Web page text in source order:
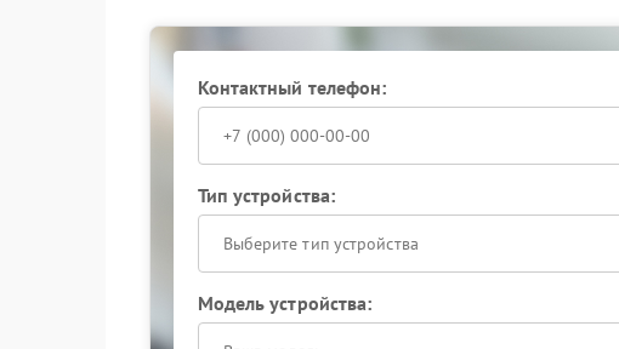
Контактный телефон:
Тип устройства:
Выберите тип устройства
Модель устройства: